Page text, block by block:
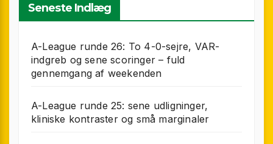
Seneste Indlæg
A-League runde 26: To 4-0-sejre, VAR-
indgreb og sene scoringer – fuld
gennemgang af weekenden
A-League runde 25: sene udligninger,
kliniske kontraster og små marginaler